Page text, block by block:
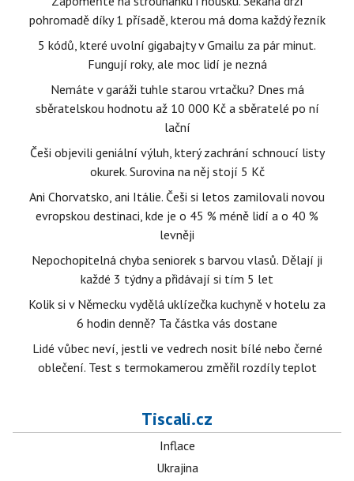
pohromadě díky 1 přísadě, kterou má doma každý řezník
5 kódů, které uvolní gigabajty v Gmailu za pár minut.
Fungují roky, ale moc lidí je nezná
Nemáte v garáži tuhle starou vrtačku? Dnes má
sběratelskou hodnotu až 10 000 Kč a sběratelé po ní
lační
Češi objevili geniální výluh, který zachrání schnoucí listy
okurek. Surovina na něj stojí 5 Kč
Ani Chorvatsko, ani Itálie. Češi si letos zamilovali novou
evropskou destinaci, kde je o 45 % méně lidí a o 40 %
levněji
Nepochopitelná chyba seniorek s barvou vlasů. Dělají ji
každé 3 týdny a přidávají si tím 5 let
Kolik si v Německu vydělá uklízečka kuchyně v hotelu za
6 hodin denně? Ta částka vás dostane
Lidé vůbec neví, jestli ve vedrech nosit bílé nebo černé
oblečení. Test s termokamerou změřil rozdíly teplot
Tiscali.cz
Inflace
Ukrajina